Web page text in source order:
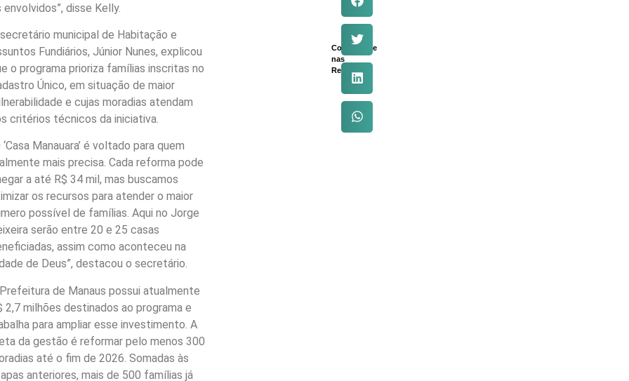
envolvidos”, disse Kelly.
municipal de Habitação e
Fundiários, Júnior Nunes, explicou
o programa prioriza famílias inscritas no
Único, em situação de maior
e cujas moradias atendam
critérios técnicos da iniciativa.
‘Casa Manauara’ é voltado para quem
mais precisa. Cada reforma pode
a até R$ 34 mil, mas buscamos
os recursos para atender o maior
possível de famílias. Aqui no Jorge
serão entre 20 e 25 casas
assim como aconteceu na
de Deus”, destacou o secretário.
de Manaus possui atualmente
2,7 milhões destinados ao programa e
para ampliar esse investimento. A
da gestão é reformar pelo menos 300
até o fim de 2026. Somadas às
anteriores, mais de 500 famílias já
Compartilhe
nas
Redes